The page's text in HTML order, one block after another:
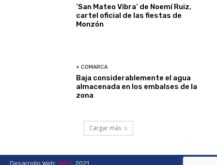
‘San Mateo Vibra’ de Noemí Ruiz,
cartel oficial de las fiestas de
Monzón
+ COMARCA
Baja considerablemente el agua
almacenada en los embalses de la
zona
Cargar más
Desarrollo Web: INPQ, 2021